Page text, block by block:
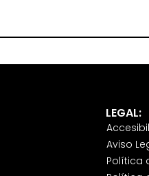
LEGAL:
Aviso
Política